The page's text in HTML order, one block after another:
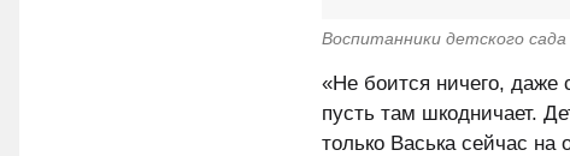
Воспитанники детского
«Не боится ничего, даже
пусть там шкодничает.
только Васька сейчас